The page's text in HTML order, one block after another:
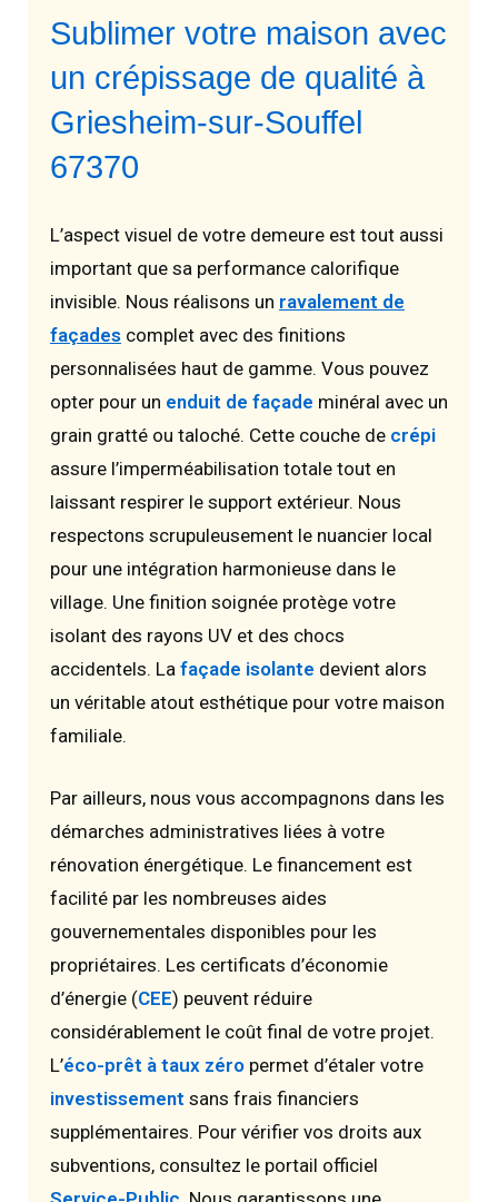
Sublimer votre maison avec
un crépissage de qualité à
Griesheim-sur-Souffel
67370
L’aspect visuel de votre demeure est tout aussi
important que sa performance calorifique
invisible. Nous réalisons un ravalement de
façades complet avec des finitions
personnalisées haut de gamme. Vous pouvez
opter pour un enduit de façade minéral avec un
grain gratté ou taloché. Cette couche de crépi
assure l’imperméabilisation totale tout en
laissant respirer le support extérieur. Nous
respectons scrupuleusement le nuancier local
pour une intégration harmonieuse dans le
village. Une finition soignée protège votre
isolant des rayons UV et des chocs
accidentels. La façade isolante devient alors
un véritable atout esthétique pour votre maison
familiale.
Par ailleurs, nous vous accompagnons dans les
démarches administratives liées à votre
rénovation énergétique. Le financement est
facilité par les nombreuses aides
gouvernementales disponibles pour les
propriétaires. Les certificats d’économie
d’énergie (CEE) peuvent réduire
considérablement le coût final de votre projet.
L’éco-prêt à taux zéro permet d’étaler votre
investissement sans frais financiers
supplémentaires. Pour vérifier vos droits aux
subventions, consultez le portail officiel